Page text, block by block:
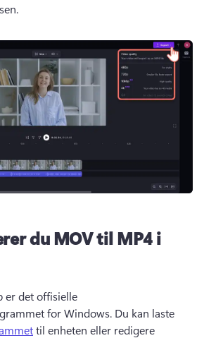
du MOV til MP4 i
er det offisielle
for Windows. Du kan laste
til enheten eller redigere